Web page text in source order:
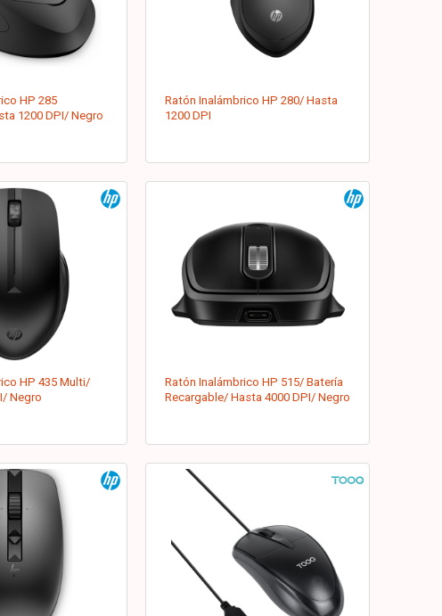
HP 285
1200 DPI/ Negro
Ratón Inalámbrico HP 280/ Hasta
1200 DPI
HP 435 Multi/
Negro
Ratón Inalámbrico HP 515/ Batería
Recargable/ Hasta 4000 DPI/ Negro